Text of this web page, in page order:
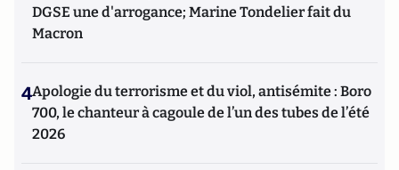
DGSE une d'arrogance; Marine Tondelier fait du
Macron
4Apologie du terrorisme et du viol, antisémite : Boro
700, le chanteur à cagoule de l’un des tubes de l’été
2026